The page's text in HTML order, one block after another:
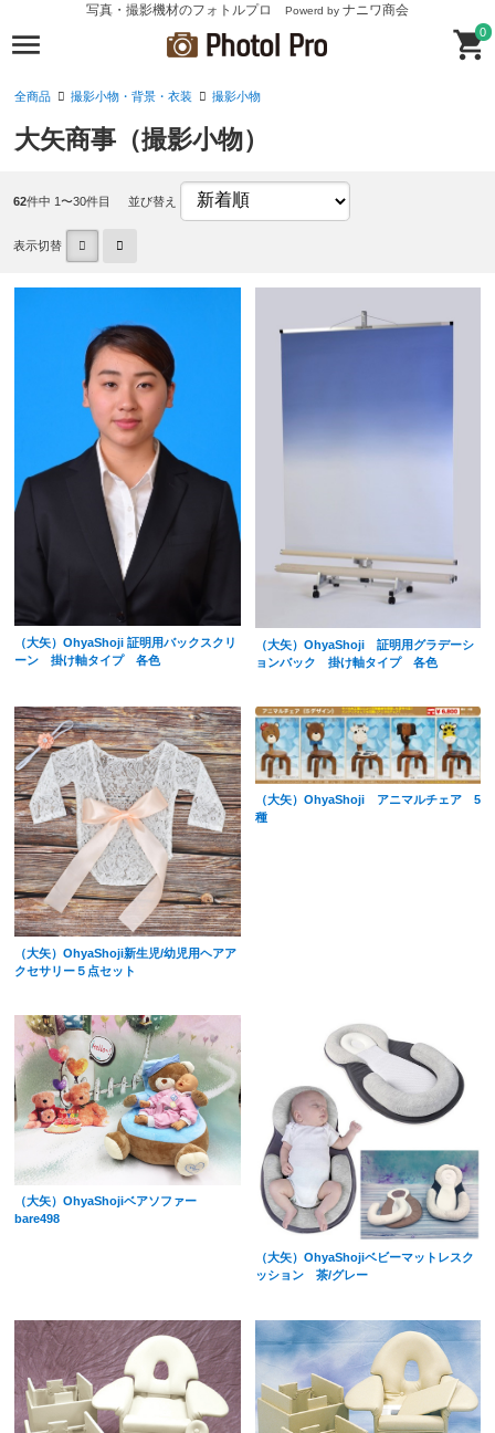
写真・撮影機材のフォトルプロ Powerd by ナニワ商会
0
全商品 撮影小物・背景・衣装 撮影小物
大矢商事（撮影小物）
62件中 1〜30件目 並び替え
表示切替
（大矢）OhyaShoji 証明用バックスクリ
ーン 掛け軸タイプ 各色
（大矢）OhyaShoji 証明用グラデーシ
ョンバック 掛け軸タイプ 各色
（大矢）OhyaShoji新生児/幼児用ヘアア
クセサリー５点セット
（大矢）OhyaShoji アニマルチェア 5
種
（大矢）OhyaShojiベアソファー
bare498
（大矢）OhyaShojiベビーマットレスク
ッション 茶/グレー